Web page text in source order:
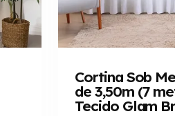
Cortina Sob
de 3,50m (7
Tecido Glam